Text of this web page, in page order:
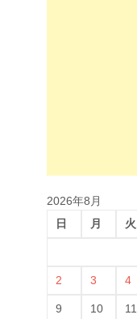
2026年8月
日
月 火
2 3 4
9 10 11